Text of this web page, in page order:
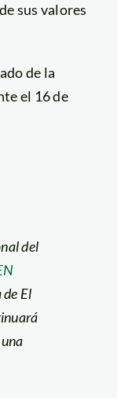
sus valores
de la
el 16 de
del
El